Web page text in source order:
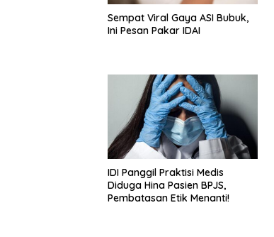
Sempat Viral Gaya ASI Bubuk,
Ini Pesan Pakar IDAI
IDI Panggil Praktisi Medis
Diduga Hina Pasien BPJS,
Pembatasan Etik Menanti!